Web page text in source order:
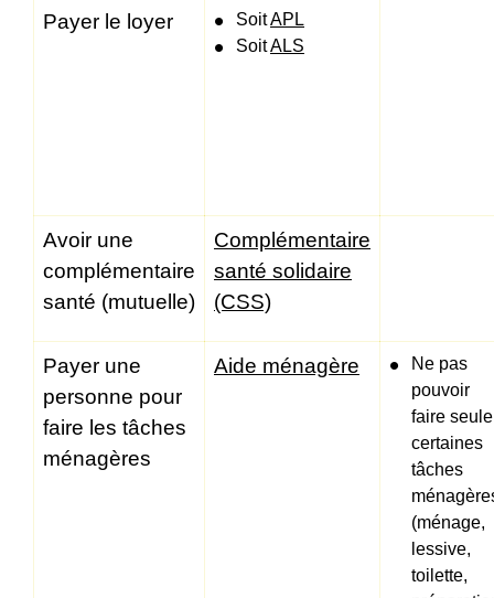
Payer le loyer SoitAPL
SoitALS
Avoir une
complémentaire
santé (mutuelle)
Complémentaire
santé solidaire
(CSS)
Payer une
personne pour
faire les tâches
ménagères
Aide ménagère
Ne pas
pouvoir
faire seule
certaines
tâches
(ménage,
lessive,
toilette,